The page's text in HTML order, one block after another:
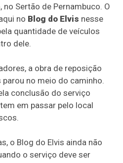
, no Sertão de Pernambuco. O
no Blog do Elvis nesse
quantidade de veículos
dele.
a obra de reposição
no meio do caminho.
conclusão do serviço
em passar pelo local
o Blog do Elvis ainda não
o serviço deve ser